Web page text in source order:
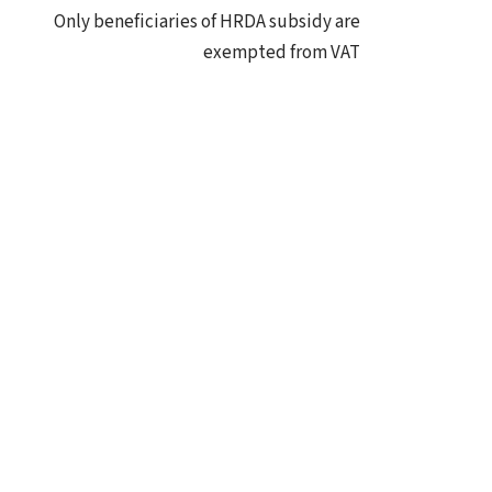
Only beneficiaries of HRDA subsidy are
exempted from VAT